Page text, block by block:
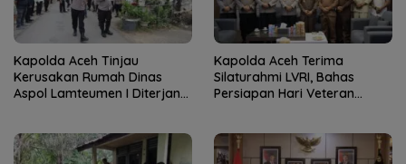
Kapolda Aceh Tinjau
Kerusakan Rumah Dinas
Aspol Lamteumen I Diterjang
Kapolda Aceh Terima
Silaturahmi LVRI, Bahas
Persiapan Hari Veteran